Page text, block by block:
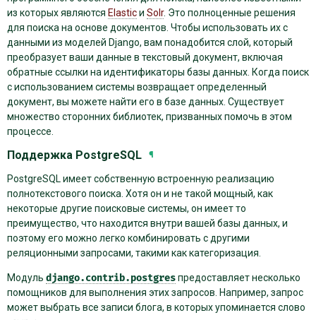
из которых являются Elasticи Solr. Это полноценные решения
для поиска на основе документов. Чтобы использовать их с
данными из моделей Django, вам понадобится слой, который
преобразует ваши данные в текстовый документ, включая
обратные ссылки на идентификаторы базы данных. Когда поиск
с использованием системы возвращает определенный
документ, вы можете найти его в базе данных. Существует
множество сторонних библиотек, призванных помочь в этом
процессе.
Поддержка PostgreSQL ¶
PostgreSQL имеет собственную встроенную реализацию
полнотекстового поиска. Хотя он и не такой мощный, как
некоторые другие поисковые системы, он имеет то
преимущество, что находится внутри вашей базы данных, и
поэтому его можно легко комбинировать с другими
реляционными запросами, такими как категоризация.
Модуль django.contrib.postgresпредоставляет несколько
помощников для выполнения этих запросов. Например, запрос
может выбрать все записи блога, в которых упоминается слово